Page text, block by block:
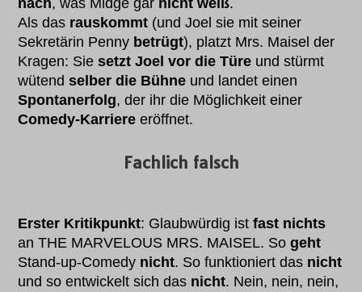
nach, was Midge gar nicht weiß.
Als das rauskommt (und Joel sie mit seiner
Sekretärin Penny betrügt), platzt Mrs. Maisel der
Kragen: Siesetzt Joel vor die Türe und stürmt
wütendselber die Bühne und landet einen
Spontanerfolg, der ihr die Möglichkeit einer
Comedy-Karriere eröffnet.
Fachlich falsch
Erster Kritikpunkt: Glaubwürdig istfast nichts
an THE MARVELOUS MRS. MAISEL. Sogeht
Stand-up-Comedy nicht. So funktioniert das nicht
und so entwickelt sich das nicht. Nein, nein, nein,